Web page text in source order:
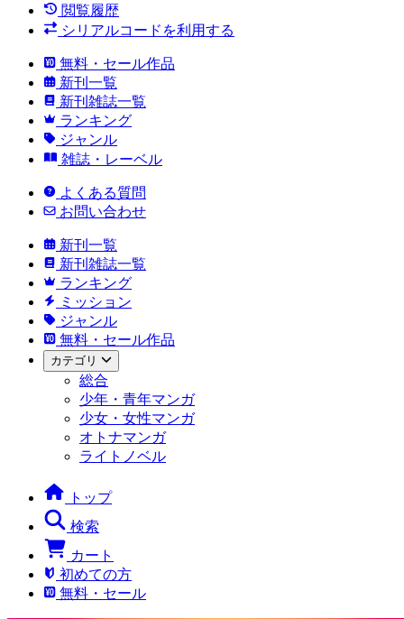
閲覧履歴
シリアルコードを利用する
無料・セール作品
新刊一覧
新刊雑誌一覧
ランキング
ジャンル
雑誌・レーベル
よくある質問
お問い合わせ
新刊一覧
新刊雑誌一覧
ランキング
ミッション
ジャンル
無料・セール作品
カテゴリ
総合
少年・青年マンガ
少女・女性マンガ
オトナマンガ
ライトノベル
トップ
検索
カート
初めての方
無料・セール